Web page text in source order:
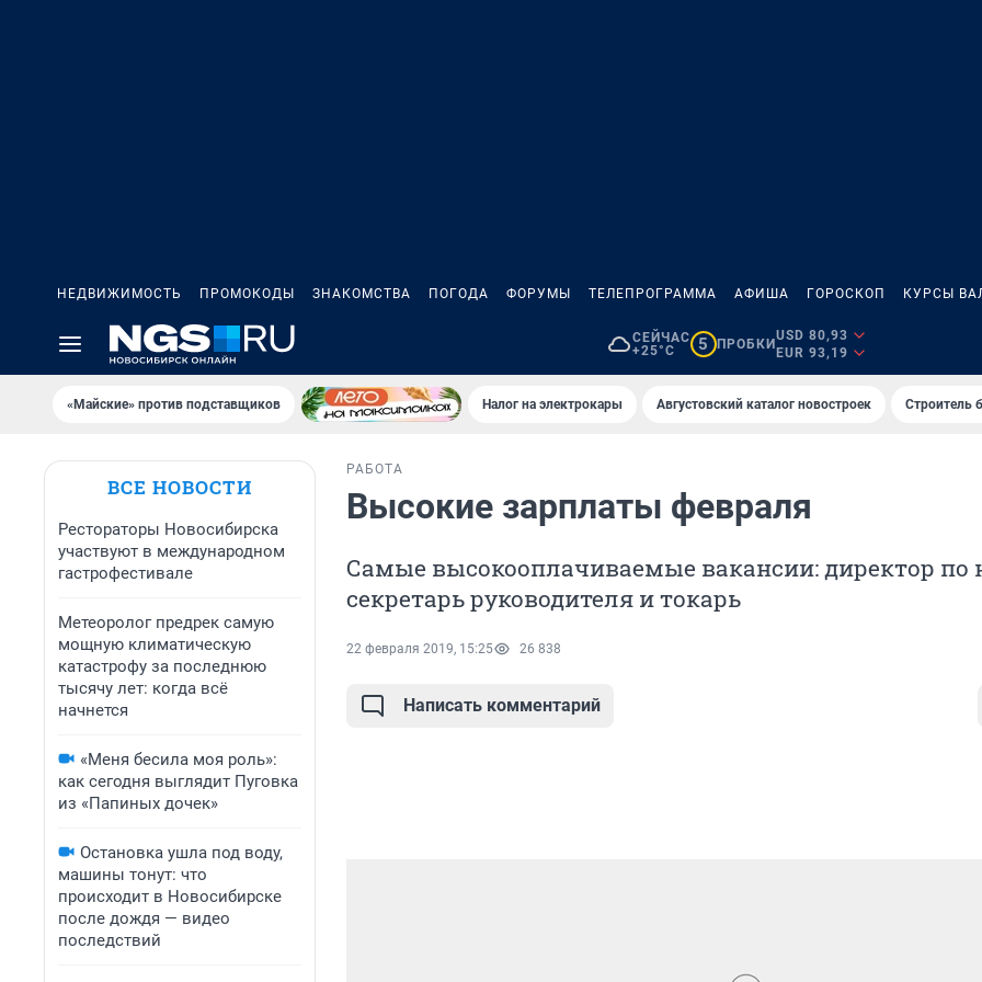
НЕДВИЖИМОСТЬ ПРОМОКОДЫ ЗНАКОМСТВА ПОГОДА ФОРУМЫ ТЕЛЕПРОГРАММА АФИША ГОРОСКОП КУРСЫ
СЕЙЧАС
+25°C
5 ПРОБКИ
USD 80,93
EUR 93,19
«Майские» против подставщиков Налог на электрокары Августовский каталог новостроек Строитель
ВСЕ НОВОСТИ
Рестораторы Новосибирска
участвуют в международном
гастрофестивале
Метеоролог предрек самую
мощную климатическую
катастрофу за последнюю
тысячу лет: когда всё
начнется
«Меня бесила моя роль»:
как сегодня выглядит Пуговка
из «Папиных дочек»
Остановка ушла под воду,
машины тонут: что
происходит в Новосибирске
после дождя — видео
последствий
РАБОТА
Высокие зарплаты февраля
Самые высокооплачиваемые вакансии: директор по
секретарь руководителя и токарь
22 февраля 2019, 15:25 26 838
Написать комментарий